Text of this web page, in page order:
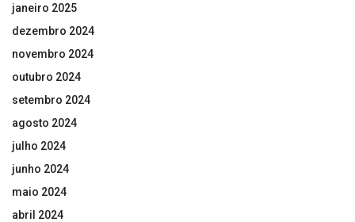
janeiro 2025
dezembro 2024
novembro 2024
outubro 2024
setembro 2024
agosto 2024
julho 2024
junho 2024
maio 2024
abril 2024